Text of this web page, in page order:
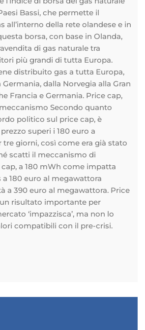
Bassi, che permette il
all’interno della rete olandese e in
borsa, con base in Olanda,
di gas naturale tra
più grandi di tutta Europa.
distribuito gas a tutta Europa,
Germania, dalla Norvegia alla Gran
Francia e Germania. Price cap,
Secondo quanto
politico sul price cap, è
superi i 180 euro a
giorni, così come era già stato
scatti il meccanismo di
a 180 mWh come impatta
a 180 euro al megawattora
a 390 euro al megawattora. Price
risultato importante per
‘impazzisca’, ma non lo
compatibili con il pre-crisi.